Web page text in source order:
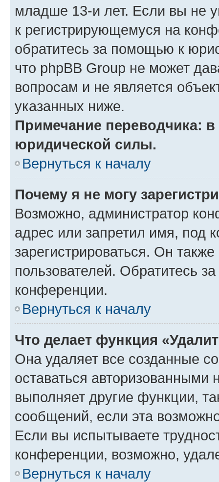
младше 13-и лет. Если вы не
к регистрирующемуся на
обратитесь за помощью к
что phpBB Group не может
вопросам и не является
указанных ниже.
Примечание переводчика:
юридической силы.
Вернуться к началу
Почему я не могу
Возможно, администратор
адрес или запретил имя, под
зарегистрироваться. Он
пользователей. Обратитесь
конференции.
Вернуться к началу
Что делает функция
Она удаляет все созданные
оставаться авторизованными
выполняет другие функции,
сообщений, если эта
Если вы испытываете
конференции, возможно,
Вернуться к началу